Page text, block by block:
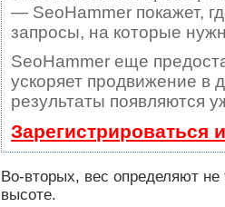
— SeoHammer покажет,
запросы, на которые
SeoHammer еще
ускоряет продвижение в
результаты появляются
Зарегистрироваться
Во-вторых, вес определяют
высоте.